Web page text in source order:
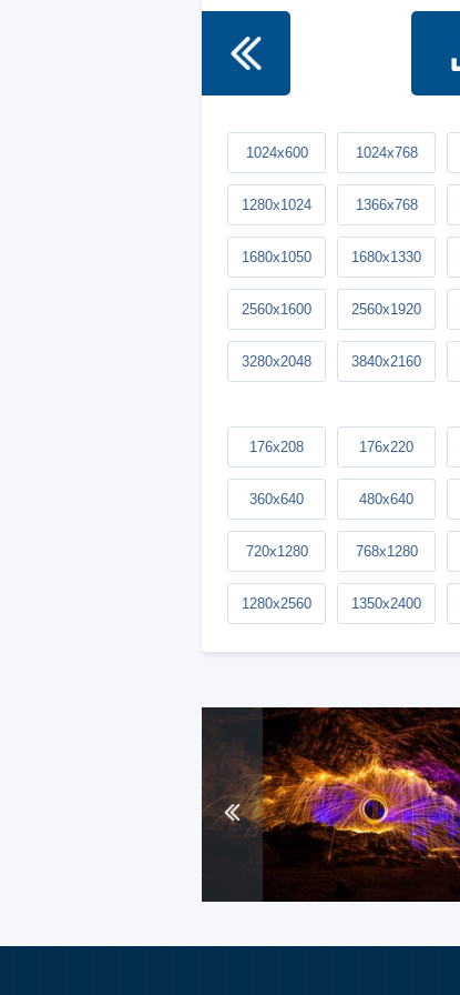
1024x600 1024x768
1280x1024 1366x768
1680x1050 1680x1330
2560x1600 2560x1920
3280x2048 3840x2160
176x208 176x220
360x640 480x640
720x1280 768x1280
1280x2560 1350x2400